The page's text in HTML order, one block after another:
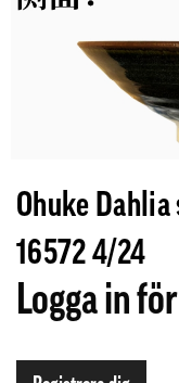
Ohuke Dahlia
16572 4/24
Logga in